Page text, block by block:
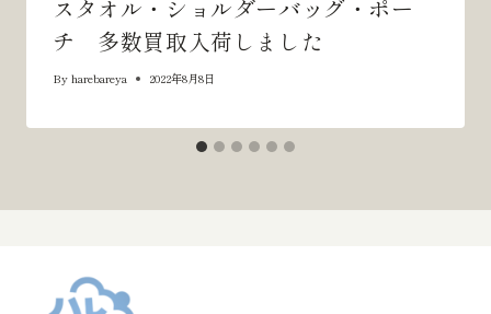
スタオル・ショルダーバッグ・ポー
チ 多数買取入荷しました
By harebareya 2022年8月8日